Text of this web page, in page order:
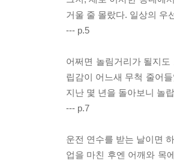
거울 줄 몰랐다. 일상의 우
--- p.5
어쩌면 놀림거리가 될지
립감이 어느새 무척 줄어
지난 몇 년을 돌아보니 놀
--- p.7
운전 연수를 받는 날이면
업을 마친 후엔 어깨와 목